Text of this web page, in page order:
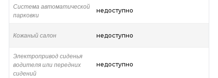
Система автоматической
парковки
недоступно
Кожаный салон недоступно
Электропривод сиденья
водителя или передних
сидений
недоступно